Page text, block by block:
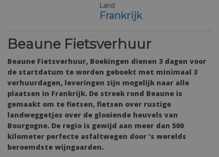
Land
Frankrijk
Beaune Fietsverhuur
Beaune Fietsverhuur, Boekingen dienen 3 dagen voor
de startdatum te worden geboekt met minimaal 3
verhuurdagen, leveringen zijn mogelijk naar alle
plaatsen in Frankrijk. De streek rond Beaune is
gemaakt om te fietsen, fietsen over rustige
landweggetjes over de glooiende heuvels van
Bourgogne. De regio is gewijd aan meer dan 500
kilometer perfecte asfaltwegen door ‘s werelds
beroemdste wijngaarden.